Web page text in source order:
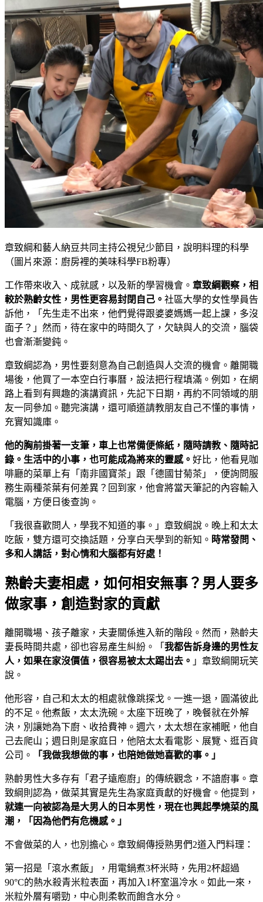
章致綱和藝人納豆共同主持公視兒少節目，說明料理的科學
（圖片來源：廚房裡的美味科學FB粉專）
工作帶來收入、成就感，以及新的學習機會。 章致綱觀察，相
較於熟齡女性，男性更容易封閉自己。 社區大學的女性學員告
訴他，「先生走不出來，他們覺得跟婆婆媽媽一起上課，多沒
面子？」然而，待在家中的時間久了，欠缺與人的交流，腦袋
也會漸漸變鈍。
章致綱認為，男性要刻意為自己創造與人交流的機會。離開職
場後，他買了一本空白行事曆，設法把行程填滿。例如，在網
路上看到有興趣的演講資訊，先記下日期，再約不同領域的朋
友一同參加。聽完演講，還可順道請教朋友自己不懂的事情，
充實知識庫。
他的胸前掛著一支筆，車上也常備便條紙，隨時請教、隨時記
錄。生活中的小事，也可能成為將來的靈感。 好比，他看見咖
啡廳的菜單上有「南非國寶茶」跟「德國甘菊茶」，便詢問服
務生兩種茶葉有何差異？回到家，他會將當天筆記的內容輸入
電腦，方便日後查詢。
「我很喜歡問人，學我不知道的事。」章致綱說。晚上和太太
吃飯，雙方還可交換話題，分享白天學到的新知。 時常發問、
多和人講話，對心情和大腦都有好處！
熟齡夫妻相處，如何相安無事？男人要多
做家事，創造對家的貢獻
離開職場、孩子離家，夫妻關係進入新的階段。然而，熟齡夫
妻長時間共處，卻也容易產生糾紛。「 我都告訴身邊的男性友
人，如果在家沒價值，很容易被太太踢出去。 」章致綱開玩笑
說。
他形容，自己和太太的相處就像跳探戈。一進一退，圓滿彼此
的不足。他煮飯，太太洗碗。太座下班晚了，晚餐就在外解
決，別讓她為下廚、收拾費神。週六，太太想在家補眠，他自
己去爬山；週日則是家庭日，他陪太太看電影、展覽、逛百貨
公司。
「我做我想做的事，也陪她做她喜歡的事。」
熟齡男性大多存有「君子遠庖廚」的傳統觀念，不諳廚事。章
致綱則認為，做菜其實是先生為家庭貢獻的好機會。他提到，
就連一向被認為是大男人的日本男性，現在也興起學燒菜的風
潮，「因為他們有危機感。」
不會做菜的人，也別擔心。章致綱傳授熟男們2道入門料理：
第一招是「滾水煮飯」，用電鍋煮3杯米時，先用2杯超過
90°C的熱水殺青米粒表面，再加入1杯室溫冷水。如此一來，
米粒外層有嚼勁，中心則柔軟而飽含水分。